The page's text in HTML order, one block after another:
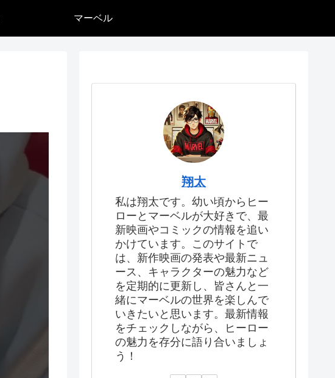
マーベル
翔太
私は翔太です。幼い頃からヒー
ローとマーベルが大好きで、最
新映画やコミックの情報を追い
かけています。このサイトで
は、新作映画の発表や最新ニュ
ース、キャラクターの魅力など
を定期的に更新し、皆さんと一
緒にマーベルの世界を楽しんで
いきたいと思います。最新情報
をチェックしながら、ヒーロー
の魅力を存分に語り合いましょ
う！